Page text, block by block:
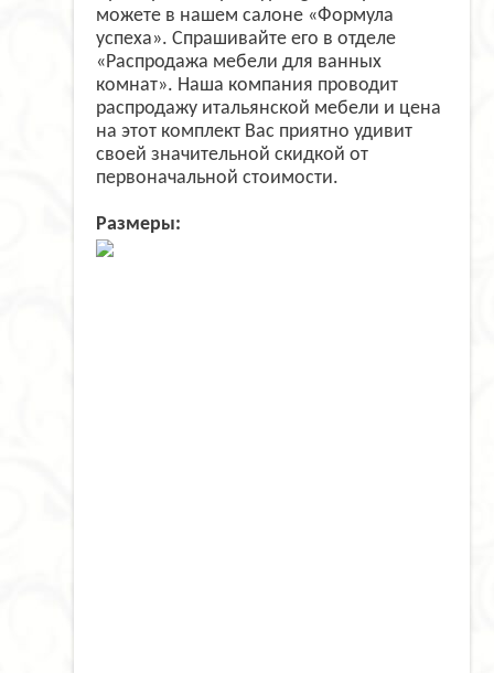
можете в нашем салоне «Формула
успеха». Спрашивайте его в отделе
«Распродажа мебели для ванных
комнат». Наша компания проводит
распродажу итальянской мебели и цена
на этот комплект Вас приятно удивит
своей значительной скидкой от
первоначальной стоимости.
Размеры: